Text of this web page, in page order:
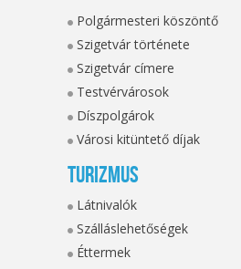
Polgármesteri köszöntő
Szigetvár története
Szigetvár címere
Testvérvárosok
Díszpolgárok
Városi kitüntető díjak
Turizmus
Látnivalók
Szálláslehetőségek
Éttermek